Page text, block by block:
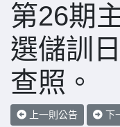
第26期
選儲訓
查照。
上一則公告 下